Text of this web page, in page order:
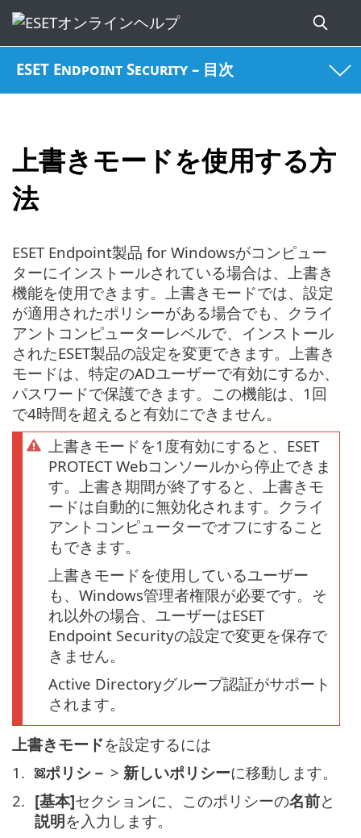
ESET Endpoint Security – 目次
上書きモードを使用する方
法
ESET Endpoint製品 for Windowsがコンピュー
ターにインストールされている場合は、上書き
機能を使用できます。上書きモードでは、設定
が適用されたポリシーがある場合でも、クライ
アントコンピューターレベルで、インストール
されたESET製品の設定を変更できます。上書き
モードは、特定のADユーザーで有効にするか、
パスワードで保護できます。この機能は、1回
で4時間を超えると有効にできません。
上書きモードを1度有効にすると、ESET
PROTECT Webコンソールから停止できま
す。上書き期間が終了すると、上書きモ
ードは自動的に無効化されます。クライ
アントコンピューターでオフにすること
もできます。
上書きモードを使用しているユーザー
も、Windows管理者権限が必要です。そ
れ以外の場合、ユーザーはESET
Endpoint Securityの設定で変更を保存で
きません。
Active Directoryグループ認証がサポート
されます。
上書きモードを設定するには
ポリシ－ > 新しいポリシーに移動します。
[基本]セクションに、このポリシーの名前と
説明を入力します。